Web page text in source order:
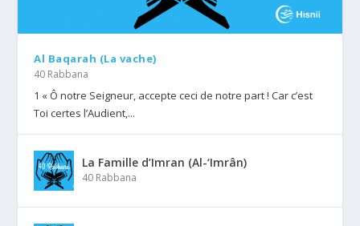
Al Baqarah (La vache)
40 Rabbana
1 « Ô notre Seigneur, accepte ceci de notre part ! Car c’est
Toi certes l’Audient,...
La Famille d’Imran (Al-‘Imrân)
40 Rabbana